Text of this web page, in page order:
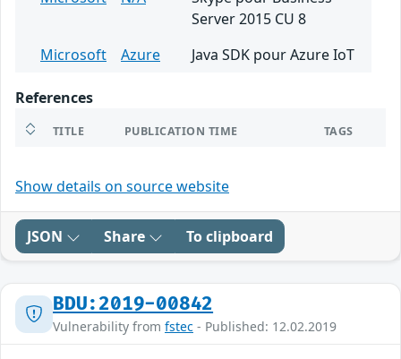
Server 2015 CU 8
Microsoft
Azure Java SDK pour Azure IoT
References
TITLE PUBLICATION TIME TAGS
Show details on source website
JSON Share To clipboard
BDU:2019-00842
Vulnerability from fstec - Published: 12.02.2019